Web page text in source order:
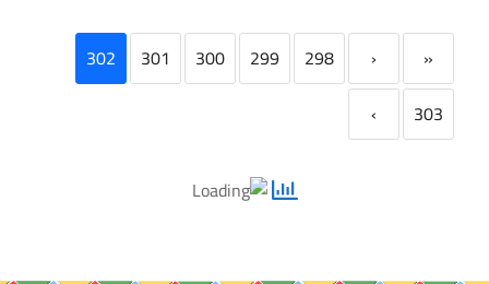
«
‹
298
299
300
301
302
303
›